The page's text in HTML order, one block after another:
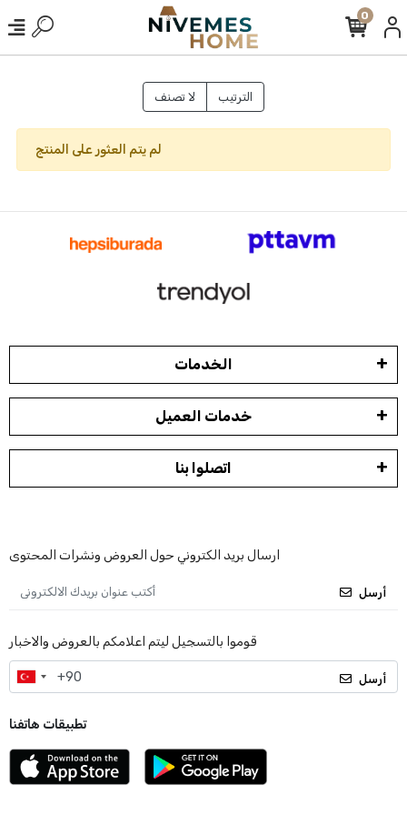
0
لا تصنف الترتيب
لم يتم العثور على المنتج
الخدمات
خدمات العميل
اتصلوا بنا
ارسال بريد الكتروني حول العروض ونشرات المحتوى
أرسل
قوموا بالتسجيل ليتم اعلامكم بالعروض والاخبار
أرسل
تطبيقات هاتفنا